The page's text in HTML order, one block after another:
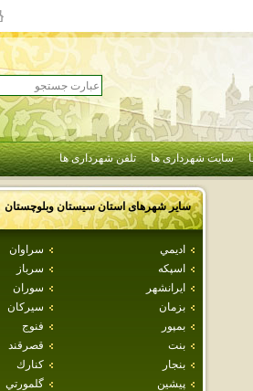
سایت شهرداری ها تلفن شهرداری ها
سایر شهرهای استانسيستان وبلوچستان
اديمي
سراوان
اسپكه
سرباز
ايرانشهر
سوران
بزمان
سيركان
بمپور
فنوج
بنت
قصرقند
بنجار
كنارك
پيشين
گلمورتي